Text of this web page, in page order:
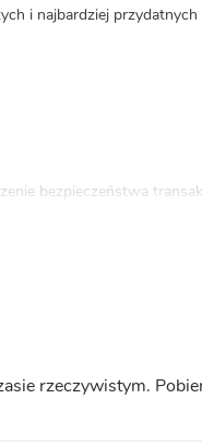
i najbardziej
bezpieczeństwa
Dzięki technologii zk-
Ethereum, a następnie
rzeczywistym.